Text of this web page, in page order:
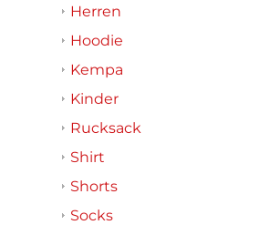
Herren
Hoodie
Kempa
Kinder
Rucksack
Shirt
Shorts
Socks